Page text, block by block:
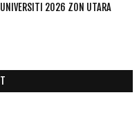
2026 ZON UTARA